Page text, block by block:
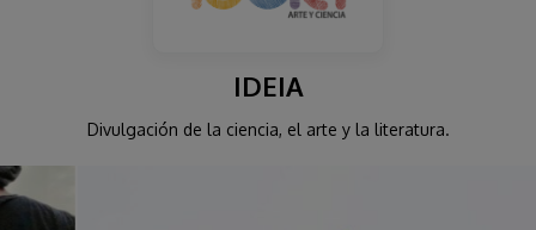
IDEIA
Divulgación de la ciencia, el arte y la literatura.